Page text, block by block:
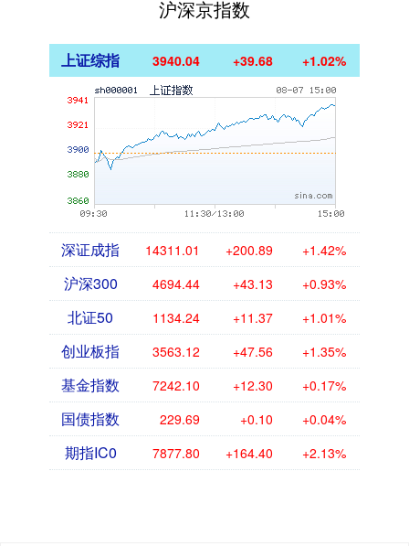
沪深京指数
上证综指 3940.04 +39.68 +1.02%
深证成指 14311.01 +200.89 +1.42%
沪深300 4694.44 +43.13 +0.93%
北证50 1134.24 +11.37 +1.01%
创业板指 3563.12 +47.56 +1.35%
基金指数 7242.10 +12.30 +0.17%
国债指数 229.69 +0.10 +0.04%
期指IC0 7877.80 +164.40 +2.13%